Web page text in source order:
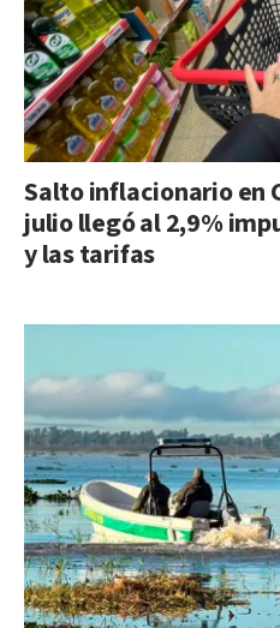
Salto inflacionario en
julio llegó al 2,9%
y las tarifas